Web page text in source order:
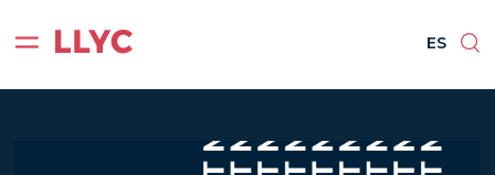
ES
ES